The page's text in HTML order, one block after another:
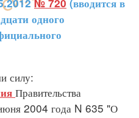
№ 720 (вводится в
одного
силу:
Правительства
2004 года N 635 "О